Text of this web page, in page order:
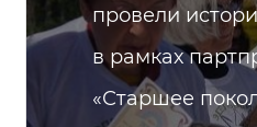
провели
в рамках
«Старшее